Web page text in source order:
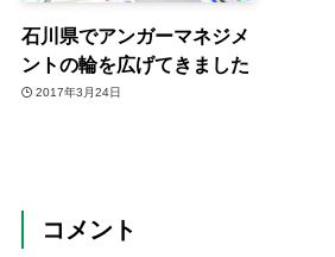
石川県でアンガーマネジメ
ントの輪を広げてきました
2017年3月24日
コメント